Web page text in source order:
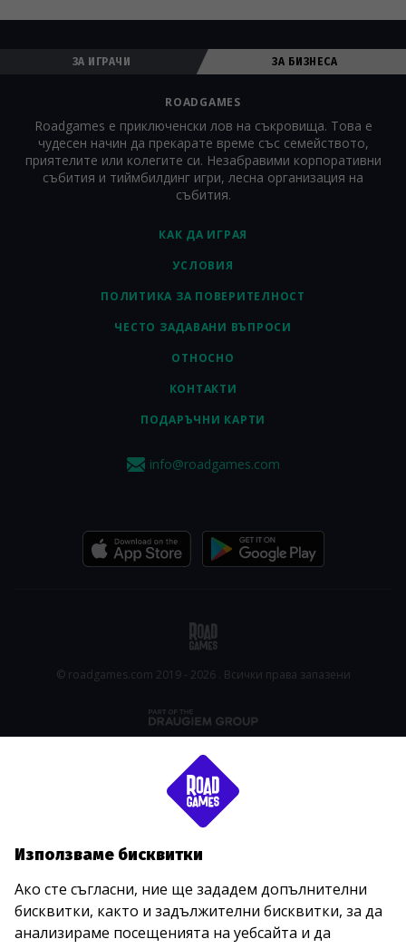
ЗА ИГРАЧИ ЗА БИЗНЕСА
КАК ДА ИГРАЯ
УСЛОВИЯ
ПОЛИТИКА ЗА ПОВЕРИТЕЛНОСТ
ЧЕСТО ЗАДАВАНИ ВЪПРОСИ
ОТНОСНО
КОНТАКТИ
ПОДАРЪЧНИ КАРТИ
ROADGAMES
Roadgames е приключенски лов на съкровища. Това е
чудесен начин да прекарате време със семейството,
приятелите или колегите си. Незабравими корпоративни
събития и тиймбилдинг игри, лесна организация на
събития.
info@roadgames.com
© roadgames.com 2019 - 2026 . Всички права запазени
Използваме бисквитки
Ако сте съгласни, ние ще зададем допълнителни
бисквитки, както и задължителни бисквитки, за да
анализираме посещенията на уебсайта и да